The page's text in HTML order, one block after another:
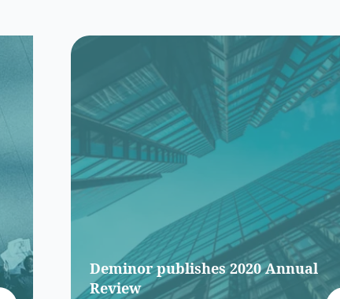
Deminor publishes 2020 Annual
Review